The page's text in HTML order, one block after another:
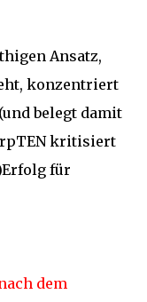
Ansatz,
konzentriert
belegt damit
rpTEN kritisiert
für
dem